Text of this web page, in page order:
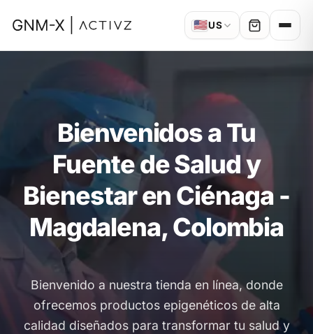
🇺🇸US
Bienvenidos a Tu
Fuente de Salud y
Bienestar en Ciénaga -
Magdalena, Colombia
Bienvenido a nuestra tienda en línea, donde
ofrecemos productos epigenéticos de alta
calidad diseñados para transformar tu salud y